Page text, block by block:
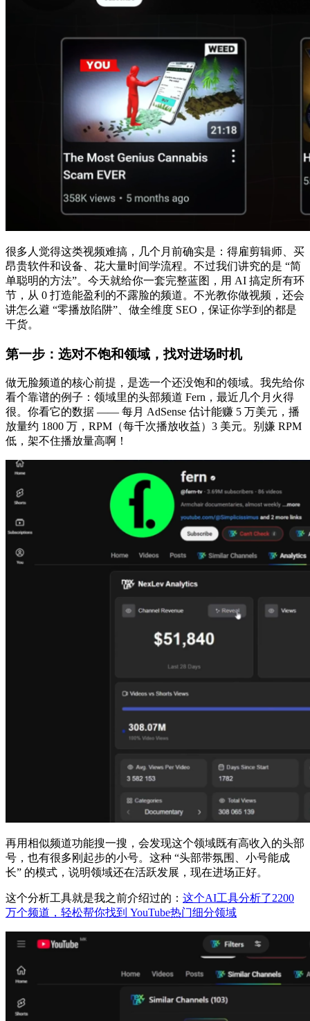
很多人觉得这类视频难搞，几个月前确实是：得雇剪辑师、买
昂贵软件和设备、花大量时间学流程。不过我们讲究的是 “简
单聪明的方法”。今天就给你一套完整蓝图，用 AI 搞定所有环
节，从 0 打造能盈利的不露脸的频道。不光教你做视频，还会
讲怎么避 “零播放陷阱”、做全维度 SEO，保证你学到的都是
干货。
第一步：选对不饱和领域，找对进场时机
做无脸频道的核心前提，是选一个还没饱和的领域。我先给你
看个靠谱的例子：领域里的头部频道 Fern，最近几个月火得
很。你看它的数据 —— 每月 AdSense 估计能赚 5 万美元，播
放量约 1800 万，RPM（每千次播放收益）3 美元。别嫌 RPM
低，架不住播放量高啊！
再用相似频道功能搜一搜，会发现这个领域既有高收入的头部
号，也有很多刚起步的小号。这种 “头部带氛围、小号能成
长” 的模式，说明领域还在活跃发展，现在进场正好。
这个分析工具就是我之前介绍过的： 这个AI工具分析了2200
万个频道，轻松帮你找到 YouTube热门细分领域